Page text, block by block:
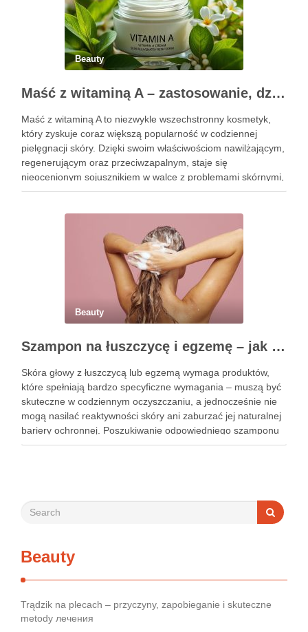
Beauty
Maść z witaminą A – zastosowanie, działanie i bezpieczeństwo stosowania
Maść z witaminą A to niezwykle wszechstronny kosmetyk,
który zyskuje coraz większą popularność w codziennej
pielęgnacji skóry. Dzięki swoim właściwościom nawilżającym,
regenerującym oraz przeciwzapalnym, staje się
nieocenionym sojusznikiem w walce z problemami skórnymi,
takimi jak zmarszczki, trądzik czy podrażnienia. Jej działanie
Beauty
Szampon na łuszczycę i egzemę – jak świadomie dobierać produkty przy wrażliwej skórze głowy?
Skóra głowy z łuszczycą lub egzemą wymaga produktów,
które spełniają bardzo specyficzne wymagania – muszą być
skuteczne w codziennym oczyszczaniu, a jednocześnie nie
mogą nasilać reaktywności skóry ani zaburzać jej naturalnej
bariery ochronnej. Poszukiwanie odpowiedniego szamponu
bywa dla wielu pacjentów procesem długim i frustrującym, bo
Beauty
Trądzik na plecach – przyczyny, zapobieganie i skuteczne
metody лечения